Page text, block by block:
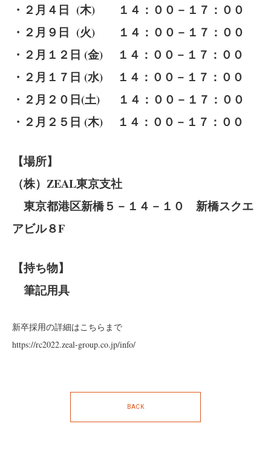
・２月４日 (木) １４：００－１７：００
・２月９日 (火) １４：００－１７：００
・２月１２日 (金) １４：００－１７：００
・２月１７日 (水) １４：００－１７：００
・２月２０日(土) １４：００－１７：００
・２月２５日 (木) １４：００－１７：００
【場所】
（株）ZEAL東京支社
東京都港区新橋５－１４－１０ 新橋スクエ
アビル８F
【持ち物】
筆記用具
新卒採用の詳細はこちらまで
https://rc2022.zeal-group.co.jp/info/
BACK